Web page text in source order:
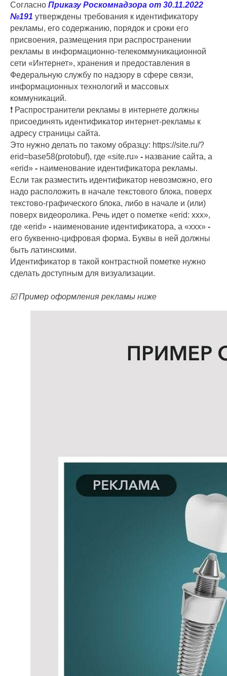
Согласно Приказу Роскомнадзора от 30.11.2022
№191 утверждены требования к идентификатору
рекламы, его содержанию, порядок и сроки его
присвоения, размещения при распространении
рекламы в информационно-телекоммуникационной
сети «Интернет», хранения и предоставления в
Федеральную службу по надзору в сфере связи,
информационных технологий и массовых
коммуникаций.
❗ Распространители рекламы в интернете должны
присоединять идентификатор интернет-рекламы к
адресу страницы сайта.
Это нужно делать по такому образцу: https://site.ru/?
erid=base58(protobuf), где «site.ru» - название сайта, а
«erid» - наименование идентификатора рекламы.
Если так разместить идентификатор невозможно, его
надо расположить в начале текстового блока, поверх
текстово-графического блока, либо в начале и (или)
поверх видеоролика. Речь идет о пометке «erid: xxx»,
где «erid» - наименование идентификатора, а «xxx» -
его буквенно-цифровая форма. Буквы в ней должны
быть латинскими.
Идентификатор в такой контрастной пометке нужно
сделать доступным для визуализации.
☑️ Пример оформления рекламы ниже